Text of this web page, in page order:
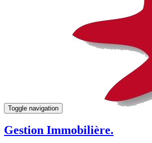
Toggle navigation
Gestion Immobilière.